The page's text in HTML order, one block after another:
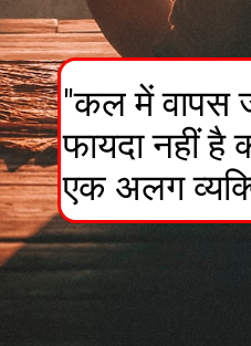
"कल में वापस
फायदा नहीं है
एक अलग